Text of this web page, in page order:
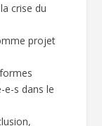
crise du
projet
e-s dans le